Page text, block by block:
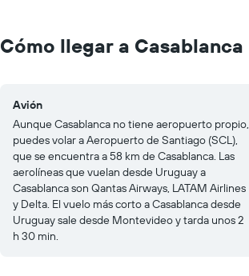
to
400.
Cómo llegar a Casablanca
Avión
Aunque Casablanca no tiene aeropuerto propio,
puedes volar a Aeropuerto de Santiago (SCL),
que se encuentra a 58 km de Casablanca. Las
aerolíneas que vuelan desde Uruguay a
Casablanca son Qantas Airways, LATAM Airlines
y Delta. El vuelo más corto a Casablanca desde
Uruguay sale desde Montevideo y tarda unos 2
h 30 min.